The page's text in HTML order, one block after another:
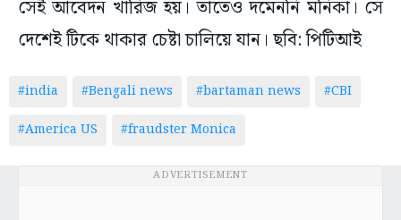
সেই আবেদন খারিজ হয়। তাতেও দমেননি মনিকা। সে
দেশেই টিকে থাকার চেষ্টা চালিয়ে যান। ছবি: পিটিআই
#india #Bengali news #bartaman news
#CBI
#America US
#fraudster Monica
ADVERTISEMENT